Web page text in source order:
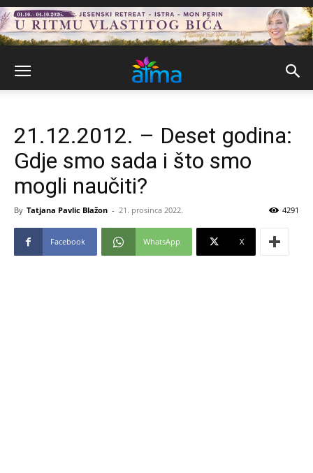
21.12.2012. – Deset godina:
Gdje smo sada i što smo
mogli naučiti?
By Tatjana Pavlic Blažon - 21. prosinca 2022. 4291
Facebook WhatsApp X